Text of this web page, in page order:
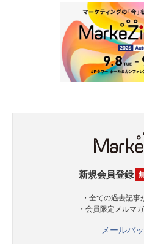
新規会員登録
・全ての過去記
・会員限定メルマ
メールバ